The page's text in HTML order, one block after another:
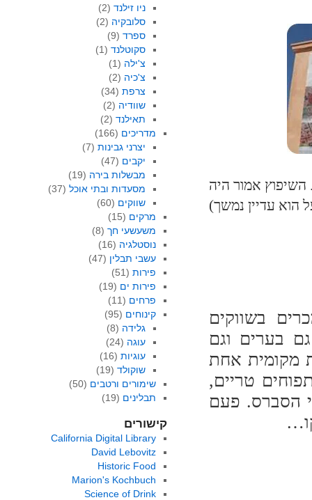
אמור היה
בשווקים
בערים וגם
מקומית אחת
טריים,
הסברס. פעם
ניו זילנד (2)
סלובקיה (2)
ספרד (9)
סקוטלנד (1)
צ'ילה (1)
צ'כיה (2)
צרפת (34)
שוודיה (2)
תאילנד (2)
מדריכים (166)
יצרני גבינות (7)
יקבים (47)
מבשלות בירה (19)
מסעדות ובתי אוכל (37)
שווקים (60)
מרקים (15)
משעשעי חך(8)
נוסטלגיה (16)
עשבי תבלין (47)
פירות(51)
פירות ים (19)
פרחים (11)
קינוחים (95)
גלידה (8)
עוגה (24)
עוגיות (16)
שוקולד (19)
שימורים ורטבים (50)
תבלינים (19)
קישורים
California Digital Library
David Lebovitz
Historic Food
Marion's Kochbuch
Science of Drink